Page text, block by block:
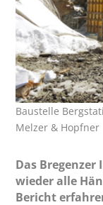
Baustelle
Melzer & Hopfner
Das
wieder alle
Bericht